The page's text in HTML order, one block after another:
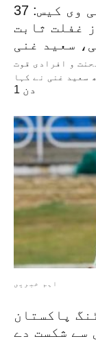
ولیکا اسپتال ایچ آئی وی کیس: 37
غفلت ثابت
سعید غنی
و افرادی قوت
1 دن
اہم خبریں
پاکستان
سے شکست دے